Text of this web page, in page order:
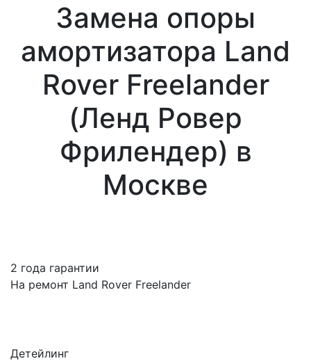
Замена опоры
амортизатора Land
Rover Freelander
(Ленд Ровер
Фрилендер) в
Москве
2 года гарантии
На ремонт Land Rover Freelander
Детейлинг